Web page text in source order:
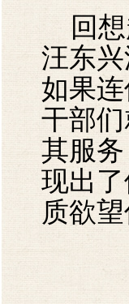
回想
汪东
如果
干部
其服
现出
质欲